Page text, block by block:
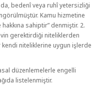
da, bedenî veya ruhî yetersizliği
Kamu hizmetine
sahiptir” denmiştir. 2.
gerektirdiği niteliklerden
kendi niteliklerine uygun işlerde
düzenlemelerle engelli
listelenmiştir.